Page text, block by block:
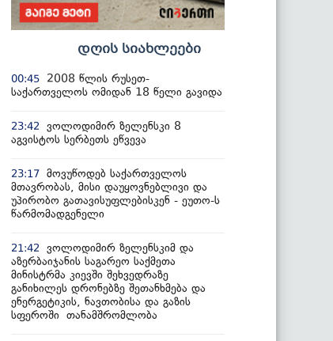
დღის სიახლეები
00:45
2008 წლის რუსეთ-
საქართველოს ომიდან 18 წელი გავიდა
23:42
ვოლოდიმირ ზელენსკი 8
აგვისტოს სერბეთს ეწვევა
23:17 მოვუწოდებ საქართველოს
მთავრობას, მისი დაუყოვნებლივი და
უპირობო გათავისუფლებისკენ - ეუთო-ს
წარმომადგენელი
21:42
ვოლოდიმირ ზელენსკიმ და
აზერბაიჯანის საგარეო საქმეთა
მინისტრმა კიევში შეხვედრაზე
განიხილეს დრონებზე შეთანხმება და
ენერგეტიკის, ნავთობისა და გაზის
სფეროში თანამშრომლობა